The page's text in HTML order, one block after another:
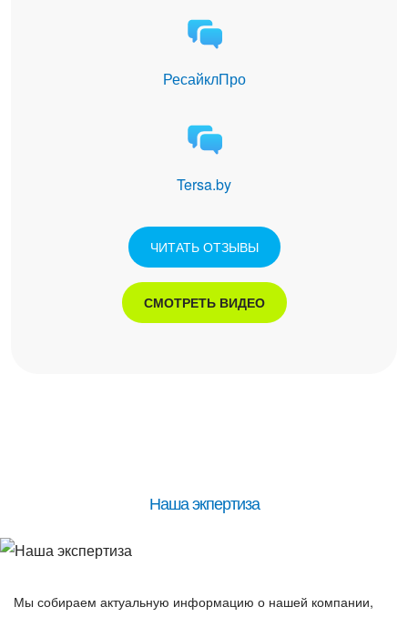
РесайклПро
Tersa.by
ЧИТАТЬ ОТЗЫВЫ
СМОТРЕТЬ ВИДЕО
Наша экпертиза
Мы собираем актуальную информацию о нашей компании,